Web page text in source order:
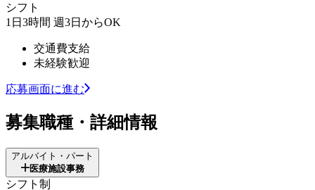
シフト
1日3時間 週3日からOK
交通費支給
未経験歓迎
応募画面に進む
募集職種・詳細情報
アルバイト・パート
医療施設事務
シフト制